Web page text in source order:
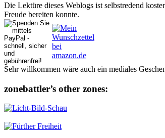
Die Lektüre dieses Weblogs ist selbstredend
Freude bereiten konnte.
Sehr willkommen wäre auch ein mediales
zonebattler’s other zo­nes: